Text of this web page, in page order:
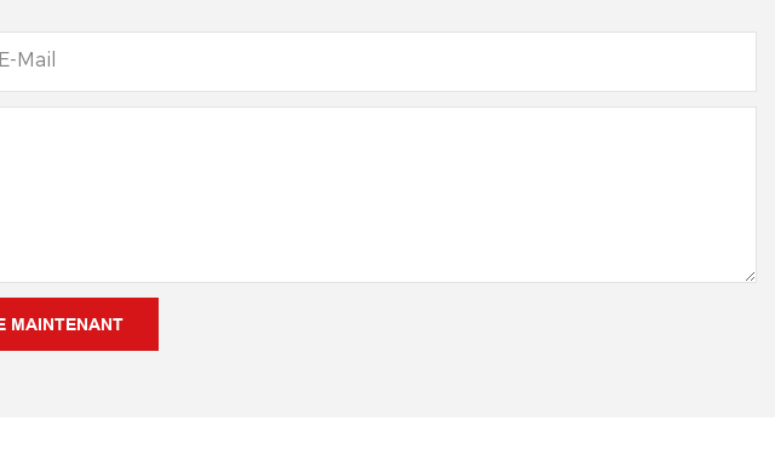
E-Mail
MAINTENANT